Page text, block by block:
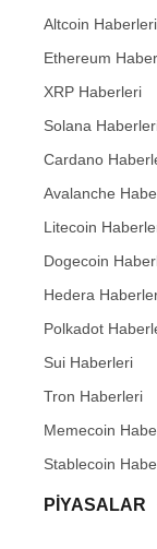
Altcoin Haberleri
Ethereum
XRP Haberleri
Solana
Cardano
Avalanche
Litecoin
Dogecoin
Hedera
Polkadot
Sui Haberleri
Tron Haberleri
Memecoin
Stablecoin
PIYASALAR